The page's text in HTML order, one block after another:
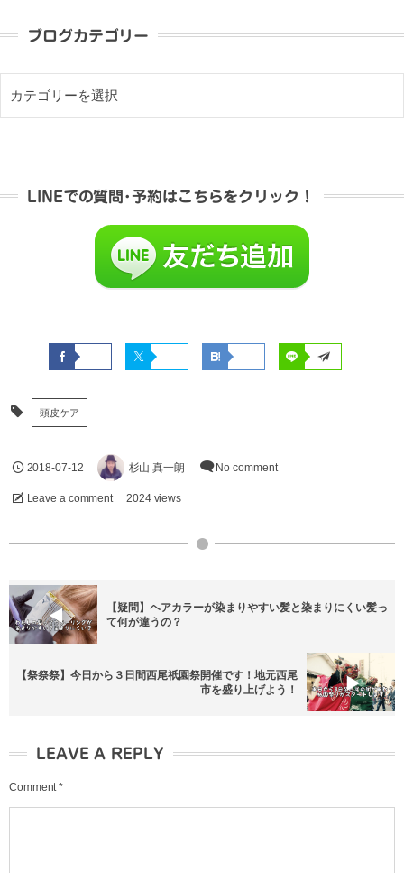
ブログカテゴリー
LINEでの質問･予約はこちらをクリック！
頭皮ケア
2018-07-12 杉山 真一朗 No comment
Leave a comment 2024 views
【疑問】ヘアカラーが染まりやすい髪と染まりにくい髪っ
て何が違うの？
【祭祭祭】今日から３日間西尾祇園祭開催です！地元西尾
市を盛り上げよう！
LEAVE A REPLY
Comment *